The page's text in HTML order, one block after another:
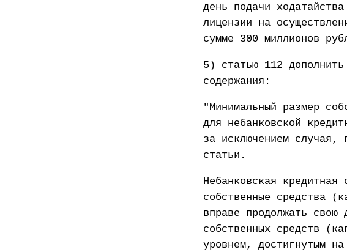
день подачи
лицензии на
сумме 300 миллионов
5) статью 112
содержания:
"Минимальный размер
для небанковской
за исключением случая,
статьи.
Небанковская
собственные средства
вправе продолжать свою
собственных средств
уровнем, достигнутым